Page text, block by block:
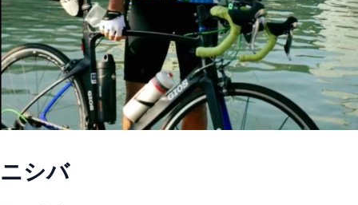
ニシバ